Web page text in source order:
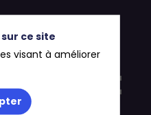
sur
ce site
visant à améliorer